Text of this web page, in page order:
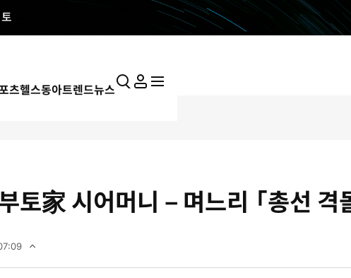
츠헬스동아트렌드뉴스 통 마 전
토家 시어머니－며느리 「총선 격